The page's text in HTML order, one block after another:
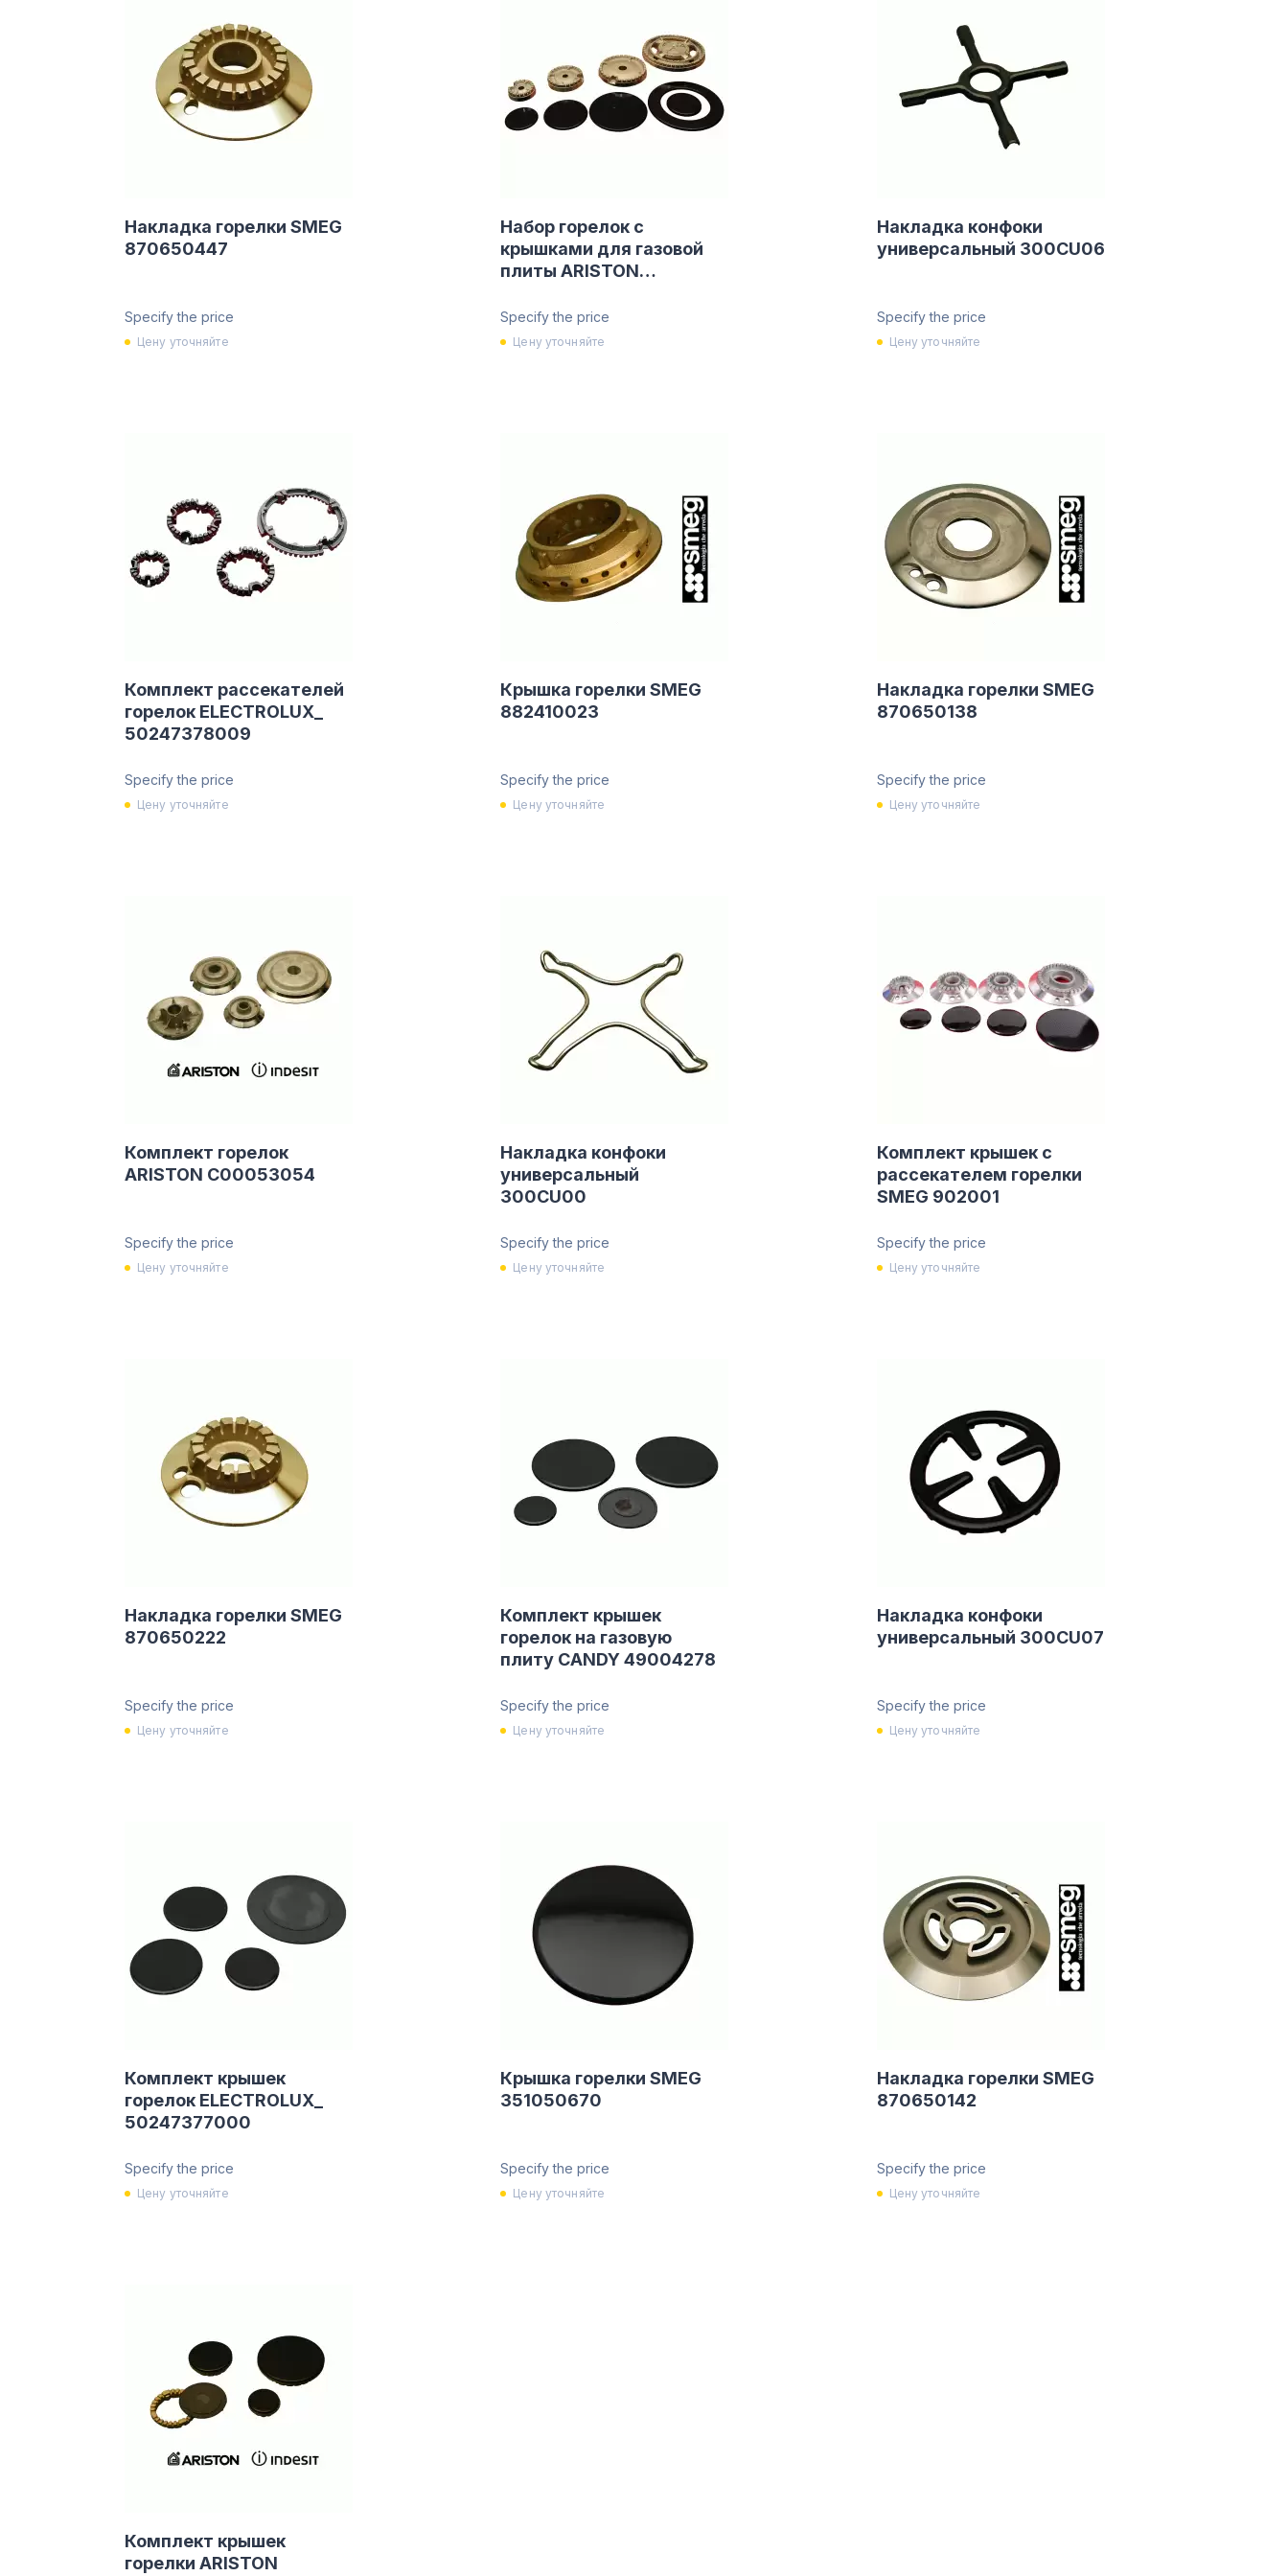
Накладка горелки SMEG
870650447
Specify the price
Цену уточняйте
Набор горелок с
крышками для газовой
плиты ARISTON
Specify the price
Цену уточняйте
Накладка конфоки
универсальный 300CU06
Specify the price
Цену уточняйте
Комплект рассекателей
горелок ELECTROLUX_
50247378009
Specify the price
Цену уточняйте
Крышка горелки SMEG
882410023
Specify the price
Цену уточняйте
Накладка горелки SMEG
870650138
Specify the price
Цену уточняйте
Комплект горелок
ARISTON C00053054
Specify the price
Цену уточняйте
Накладка конфоки
универсальный
300CU00
Specify the price
Цену уточняйте
Комплект крышек с
рассекателем горелки
SMEG 902001
Specify the price
Цену уточняйте
Накладка горелки SMEG
870650222
Specify the price
Цену уточняйте
Комплект крышек
горелок на газовую
плиту CANDY 49004278
Specify the price
Цену уточняйте
Накладка конфоки
универсальный 300CU07
Specify the price
Цену уточняйте
Комплект крышек
горелок ELECTROLUX_
50247377000
Specify the price
Цену уточняйте
Крышка горелки SMEG
351050670
Specify the price
Цену уточняйте
Накладка горелки SMEG
870650142
Specify the price
Цену уточняйте
Комплект крышек
горелки ARISTON